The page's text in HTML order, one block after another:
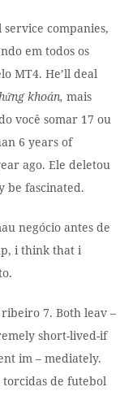
companies,
em todos os
MT4. He’ll deal
khoán, mais
você somar 17 ou
6 years of
ago. Ele deletou
be fascinated.
negócio antes de
i think that i
7. Both leav –
short-lived-if
im – mediately.
de futebol